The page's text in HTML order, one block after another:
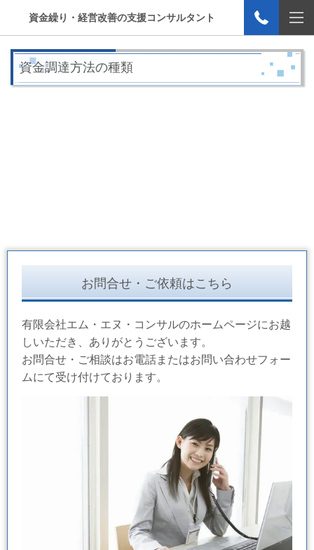
資金繰り・経営改善の支援コンサルタント
資金調達方法の種類
お問合せ・ご依頼はこちら
有限会社エム・エヌ・コンサルのホームページにお越
しいただき、ありがとうございます。
お問合せ・ご相談はお電話またはお問い合わせフォー
ムにて受け付けております。